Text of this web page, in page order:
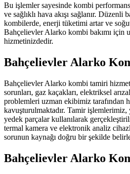
Bu işlemler sayesinde kombi
ve sağlıklı hava akışı sağlanır. Düzenli
kombilerde, enerji tüketimi artar ve
Bahçelievler Alarko kombi bakımı için
hizmetinizdedir.
Bahçelievler Alarko
Bahçelievler Alarko kombi tamiri
sorunları, gaz kaçakları, elektriksel
problemleri uzman ekibimiz tarafından
kavuşturulmaktadır. Tamir
yedek parçalar kullanılarak
termal kamera ve elektronik analiz
sorunun kaynağı doğru bir şekilde
Bahçelievler Alarko